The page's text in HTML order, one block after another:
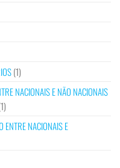
(1)
NACIONAIS E NÃO NACIONAIS
ENTRE NACIONAIS E